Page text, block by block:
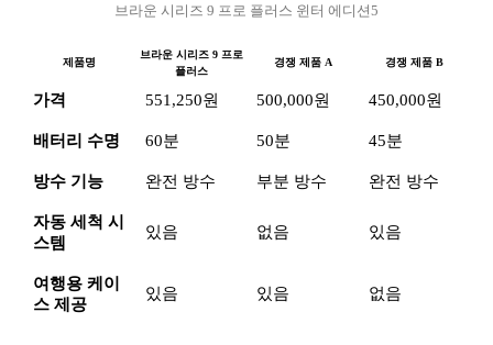
브라운 시리즈 9 프로 플러스 윈터 에디션5
제품명
브라운 시리즈 9 프로
플러스
경쟁 제품 A 경쟁 제품 B
가격 551,250원 500,000원 450,000원
배터리 수명 60분 50분 45분
방수 기능 완전 방수 부분 방수 완전 방수
자동 세척 시
스템
있음 없음 있음
여행용 케이
스 제공
있음 있음 없음